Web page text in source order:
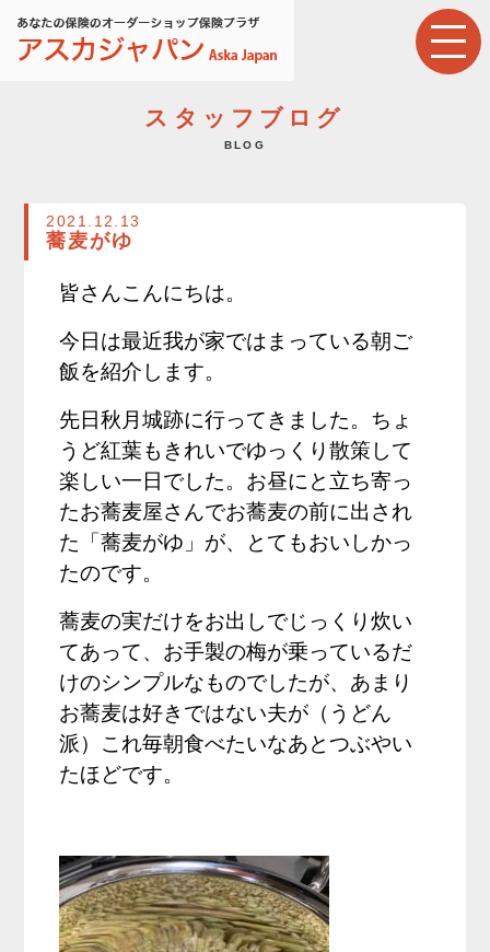
スタッフブログ
BLOG
2021.12.13
蕎麦がゆ
皆さんこんにちは。
今日は最近我が家ではまっている朝ご
飯を紹介します。
先日秋月城跡に行ってきました。ちょ
うど紅葉もきれいでゆっくり散策して
楽しい一日でした。お昼にと立ち寄っ
たお蕎麦屋さんでお蕎麦の前に出され
た「蕎麦がゆ」が、とてもおいしかっ
たのです。
蕎麦の実だけをお出しでじっくり炊い
てあって、お手製の梅が乗っているだ
けのシンプルなものでしたが、あまり
お蕎麦は好きではない夫が（うどん
派）これ毎朝食べたいなあとつぶやい
たほどです。